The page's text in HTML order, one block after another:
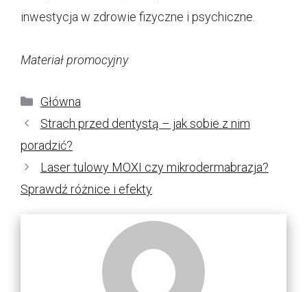
inwestycja w zdrowie fizyczne i psychiczne.
Materiał promocyjny
Kategorie
Główna
Strach przed dentystą – jak sobie z nim
poradzić?
Laser tulowy MOXI czy mikrodermabrazja?
Sprawdź różnice i efekty